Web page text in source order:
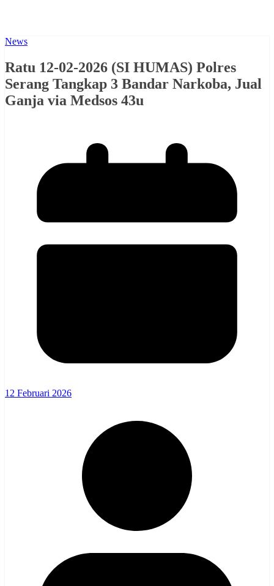
News
Ratu 12-02-2026 (SI HUMAS) Polres
Serang Tangkap 3 Bandar Narkoba, Jual
Ganja via Medsos 43u
12 Februari 2026